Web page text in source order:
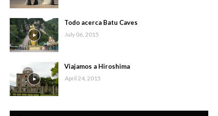
Todo acerca Batu Caves
July 06, 2015
Viajamos a Hiroshima
April 24, 2015